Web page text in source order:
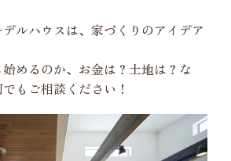
ルハウスは、家づくりのアイデア
めるのか、お金は？土地は？な
もご相談ください！